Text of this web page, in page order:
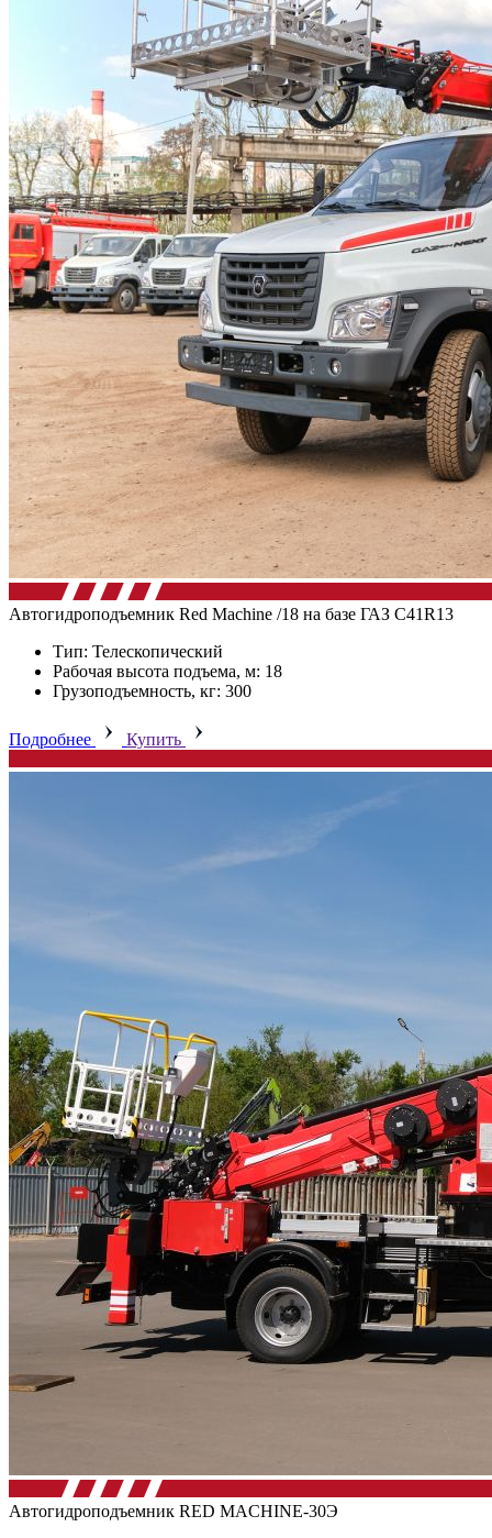
Автогидроподъемник Red Machine /18 на базе ГАЗ C41R13
Тип: Телескопический
Рабочая высота подъема, м: 18
Грузоподъемность, кг: 300
Подробнее Купить
Автогидроподъемник RED MACHINE-30Э